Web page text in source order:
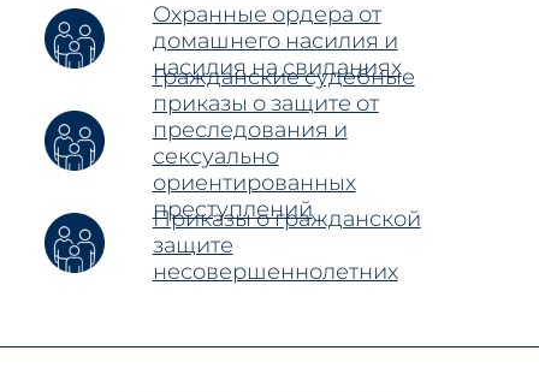
Охранные ордера от
домашнего насилия и
насилия на свиданиях
Гражданские судебные
приказы о защите от
преследования и
сексуально
ориентированных
преступлений
Приказы о гражданской
защите
несовершеннолетних